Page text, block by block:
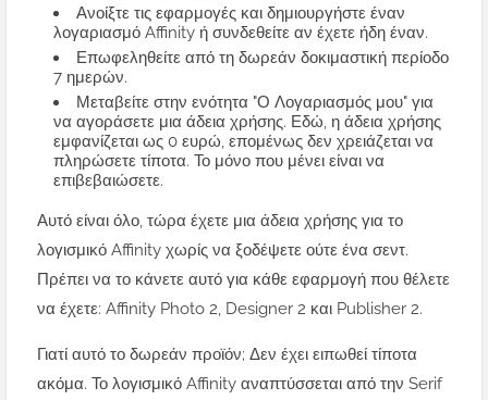
Ανοίξτε τις εφαρμογές και δημιουργήστε έναν
λογαριασμό Affinity ή συνδεθείτε αν έχετε ήδη έναν.
Επωφεληθείτε από τη δωρεάν δοκιμαστική περίοδο
7 ημερών.
Μεταβείτε στην ενότητα "Ο Λογαριασμός μου" για
να αγοράσετε μια άδεια χρήσης. Εδώ, η άδεια χρήσης
εμφανίζεται ως 0 ευρώ, επομένως δεν χρειάζεται να
πληρώσετε τίποτα. Το μόνο που μένει είναι να
επιβεβαιώσετε.
Αυτό είναι όλο, τώρα έχετε μια άδεια χρήσης για το
λογισμικό Affinity χωρίς να ξοδέψετε ούτε ένα σεντ.
Πρέπει να το κάνετε αυτό για κάθε εφαρμογή που θέλετε
να έχετε: Affinity Photo 2, Designer 2 και Publisher 2.
Γιατί αυτό το δωρεάν προϊόν; Δεν έχει ειπωθεί τίποτα
ακόμα. Το λογισμικό Affinity αναπτύσσεται από την Serif